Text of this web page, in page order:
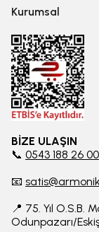
Kurumsal
BİZE ULAŞIN
📞 0543 188 26 00
📧
📍 75. Yıl O.S.B.
Odunpazarı/